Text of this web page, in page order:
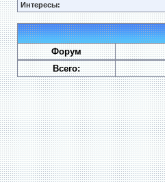
Интересы:
Форум
Всего: